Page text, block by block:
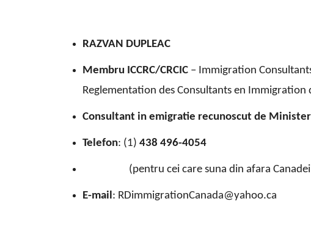
RAZVAN DUPLEAC
Membru ICCRC/CRCIC – Immigration
Reglementation des Consultants en Immigration
Consultant in emigratie recunoscut de
Telefon: (1) 438 496-4054
(pentru cei care suna din afara
E-mail: RDimmigrationCanada@yahoo.ca